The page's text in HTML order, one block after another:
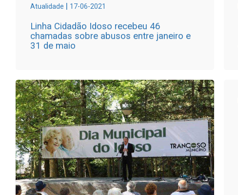
Atualidade | 17-06-2021
Linha Cidadão Idoso recebeu 46
chamadas sobre abusos entre janeiro e
31 de maio